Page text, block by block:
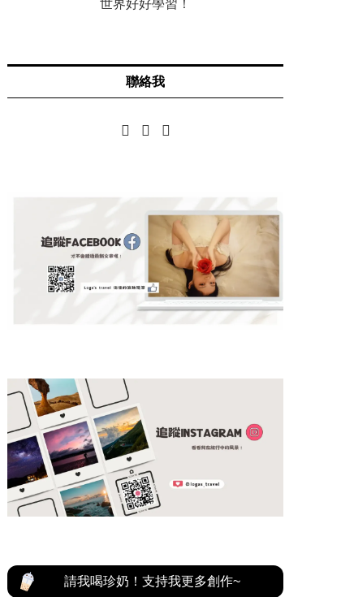
世界好好學習！
聯絡我
請我喝珍奶！支持我更多創作~